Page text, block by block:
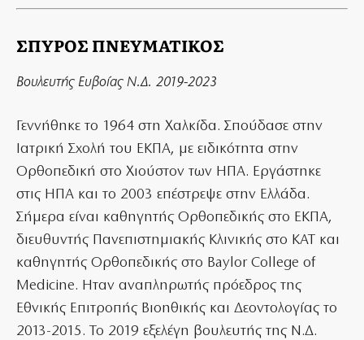
ΣΠΥΡΟΣ ΠΝΕΥΜΑΤΙΚΟΣ
Βουλευτής Ευβοίας Ν.Δ. 2019-2023
Γεννήθηκε το 1964 στη Χαλκίδα. Σπούδασε στην
Ιατρική Σχολή του ΕΚΠΑ, με ειδικότητα στην
Ορθοπεδική στο Χιούστον των ΗΠΑ. Εργάστηκε
στις ΗΠΑ και το 2003 επέστρεψε στην Ελλάδα.
Σήμερα είναι καθηγητής Ορθοπεδικής στο ΕΚΠΑ,
διευθυντής Πανεπιστημιακής Κλινικής στο ΚΑΤ και
καθηγητής Ορθοπεδικής στο Baylor College of
Medicine. Ηταν αναπληρωτής πρόεδρος της
Εθνικής Επιτροπής Βιοηθικής και Δεοντολογίας το
2013-2015. Το 2019 εξελέγη βουλευτής της Ν.Δ.